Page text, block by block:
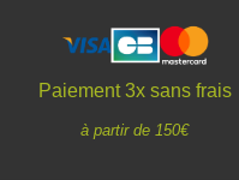
Paiement 3x sans frais
à partir de 150€